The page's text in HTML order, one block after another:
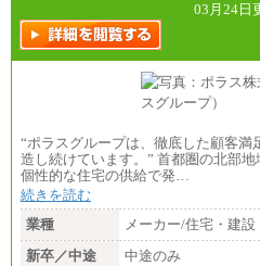
03月24日
“ポラスグループは、徹底した顧客満
造し続けています。” 首都圏の北部
個性的な住宅の供給で発…
続きを読む
業種
メーカー/住宅・建
新卒／中途
中途のみ